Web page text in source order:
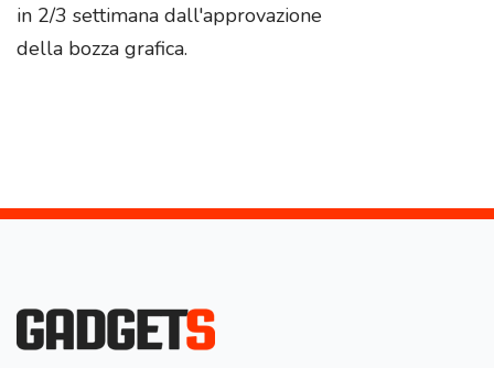
in 2/3 settimana dall'approvazione
della bozza grafica.